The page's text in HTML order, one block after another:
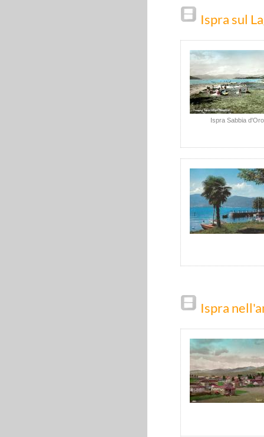
Ispra sul
Ispra Sabbia d'Oro
Ispra